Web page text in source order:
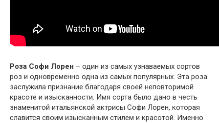
Роза Софи Лорен – один из самых узнаваемых сортов
роз и одновременно одна из самых популярных. Эта роза
заслужила признание благодаря своей неповторимой
красоте и изысканности. Имя сорта было дано в честь
знаменитой итальянской актрисы Софи Лорен, которая
славится своим изысканным стилем и красотой. Именно